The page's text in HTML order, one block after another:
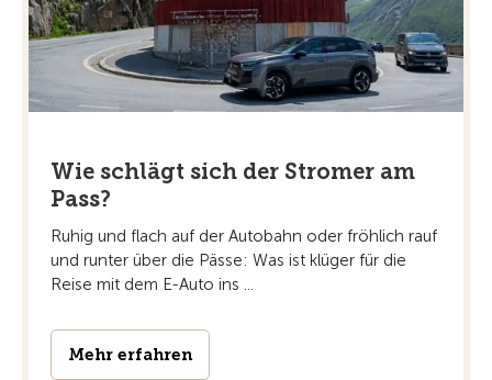
Wie schlägt sich der Stromer am
Pass?
Ruhig und flach auf der Autobahn oder fröhlich rauf
und runter über die Pässe: Was ist klüger für die
Reise mit dem E-Auto ins ...
Mehr erfahren